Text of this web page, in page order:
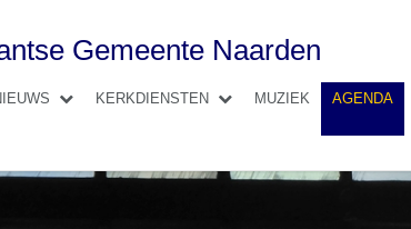
Gemeente Naarden
KERKDIENSTEN MUZIEK AGENDA